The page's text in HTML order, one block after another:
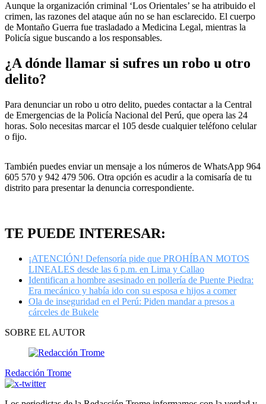
Aunque la organización criminal ‘Los Orientales’ se ha atribuido el
crimen, las razones del ataque aún no se han esclarecido. El cuerpo
de Montaño Guerra fue trasladado a Medicina Legal, mientras la
Policía sigue buscando a los responsables.
¿A dónde llamar si sufres un robo u otro
delito?
Para denunciar un robo u otro delito, puedes contactar a la Central
de Emergencias de la Policía Nacional del Perú, que opera las 24
horas. Solo necesitas marcar el 105 desde cualquier teléfono celular
o fijo.
También puedes enviar un mensaje a los números de WhatsApp 964
605 570 y 942 479 506. Otra opción es acudir a la comisaría de tu
distrito para presentar la denuncia correspondiente.
TE PUEDE INTERESAR:
¡ATENCIÓN! Defensoría pide que PROHÍBAN MOTOS
LINEALES desde las 6 p.m. en Lima y Callao
Identifican a hombre asesinado en pollería de Puente Piedra:
Era mecánico y había ido con su esposa e hijos a comer
Ola de inseguridad en el Perú: Piden mandar a presos a
cárceles de Bukele
SOBRE EL AUTOR
Redacción Trome